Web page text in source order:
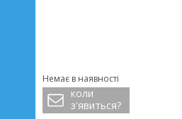
Немає в наявності
коли
з'явиться?